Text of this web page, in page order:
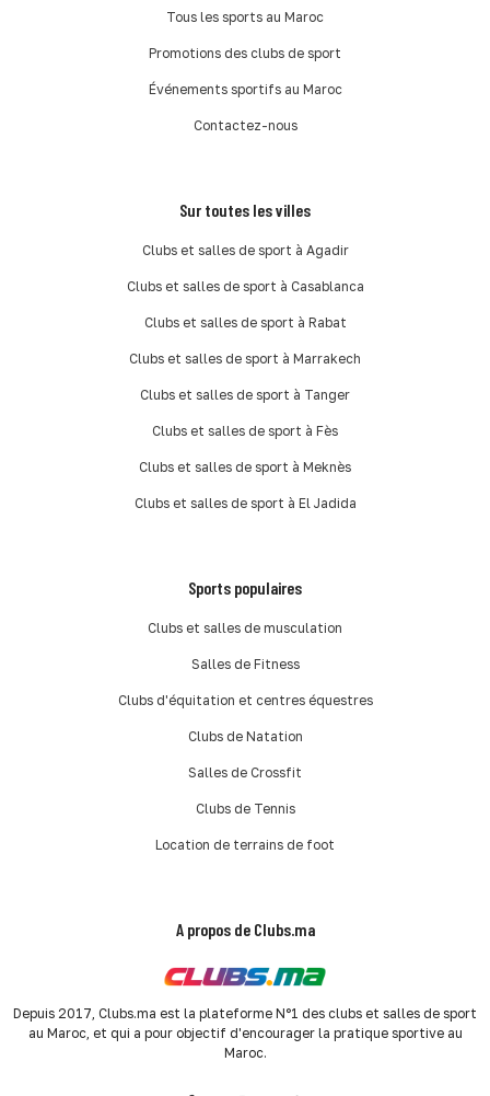
Tous les sports au Maroc
Promotions des clubs de sport
Événements sportifs au Maroc
Contactez-nous
Sur toutes les villes
Clubs et salles de sport à Agadir
Clubs et salles de sport à Casablanca
Clubs et salles de sport à Rabat
Clubs et salles de sport à Marrakech
Clubs et salles de sport à Tanger
Clubs et salles de sport à Fès
Clubs et salles de sport à Meknès
Clubs et salles de sport à El Jadida
Sports populaires
Clubs et salles de musculation
Salles de Fitness
Clubs d'équitation et centres équestres
Clubs de Natation
Salles de Crossfit
Clubs de Tennis
Location de terrains de foot
A propos de Clubs.ma
Depuis 2017, Clubs.ma est la plateforme N°1 des clubs et salles de sport
au Maroc, et qui a pour objectif d'encourager la pratique sportive au
Maroc.